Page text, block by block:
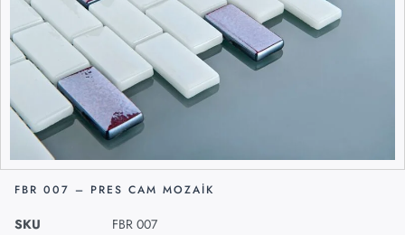
FBR 007 – PRES CAM MOZAIK
SKU
FBR 007